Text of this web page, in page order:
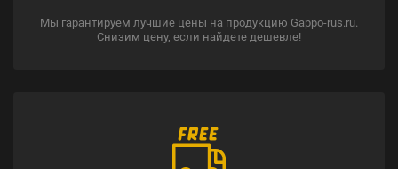
Мы гарантируем лучшие цены на продукцию Gappo-rus.ru.
Снизим цену, если найдете дешевле!